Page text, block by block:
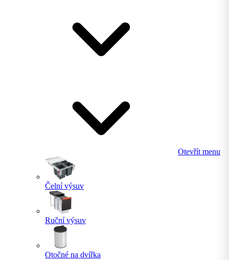
Otevřít menu
Čelní výsuv
Ruční výsuv
Otočné na dvířka